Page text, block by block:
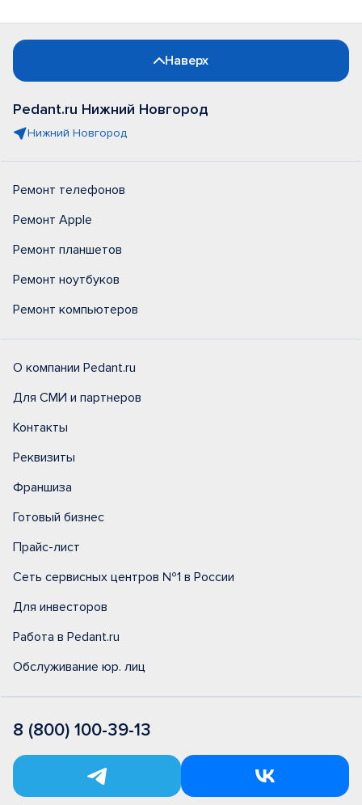
Наверх
Pedant.ru Нижний Новгород
Нижний Новгород
Ремонт телефонов
Ремонт Apple
Ремонт планшетов
Ремонт ноутбуков
Ремонт компьютеров
О компании Pedant.ru
Для СМИ и партнеров
Контакты
Реквизиты
Франшиза
Готовый бизнес
Прайс-лист
Сеть сервисных центров №1 в России
Для инвесторов
Работа в Pedant.ru
Обслуживание юр. лиц
8 (800) 100-39-13